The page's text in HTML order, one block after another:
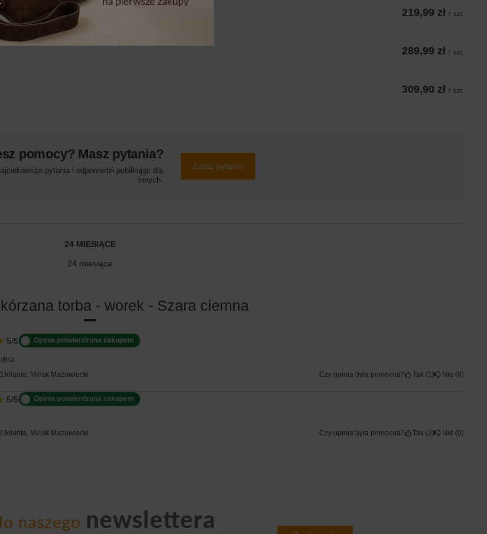
219,99 zł / szt.
289,99 zł / szt.
309,90 zł / szt.
pomocy? Masz pytania?
pytania i odpowiedzi publikując dla
innych.
Zadaj pytanie
24 MIESIĄCE
24 miesiące
torba - worek - Szara ciemna
5/5 Opinia potwierdzona zakupem
Jolanta, Mińsk Mazowiecki Czy opinia była pomocna? Tak 1 Nie 0
5/5 Opinia potwierdzona zakupem
Jolanta, Mińsk Mazowiecki Czy opinia była pomocna? Tak 2 Nie 0